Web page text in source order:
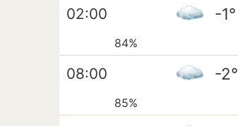
02:00 -1°
84%
08:00 -2°
85%